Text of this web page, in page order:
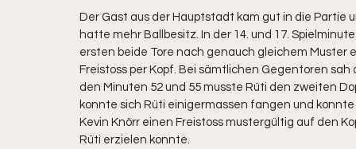
Der Gast aus der Hauptstadt kam gut in die
hatte mehr Ballbesitz. In der 14. und 17.
ersten beide Tore nach genauch gleichem Muster
Freistoss per Kopf. Bei sämtlichen Gegentoren
den Minuten 52 und 55 musste Rüti den zweiten
konnte sich Rüti einigermassen fangen und
Kevin Knörr einen Freistoss mustergültig auf den
Rüti erzielen konnte.